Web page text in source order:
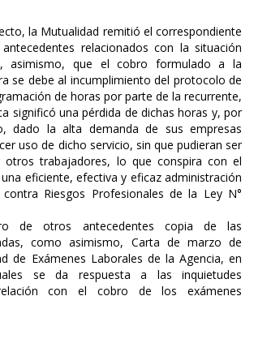
la Mutualidad remitió el correspondiente
relacionados con la situación
asimismo, que el cobro formulado a la
se debe al incumplimiento del protocolo de
de horas por parte de la recurrente,
significó una pérdida de dichas horas y, por
dado la alta demanda de sus empresas
uso de dicho servicio, sin que pudieran ser
otros trabajadores, lo que conspira con el
eficiente, efectiva y eficaz administración
Riesgos Profesionales de la Ley N°
de otros antecedentes copia de las
como asimismo, Carta de marzo de
de Exámenes Laborales de la Agencia, en
se da respuesta a las inquietudes
con el cobro de los exámenes